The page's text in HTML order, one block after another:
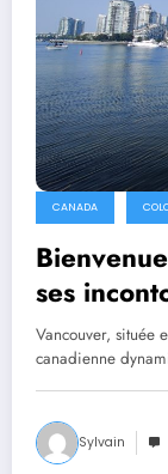
CANADA
ses
Vancouver, située
canadienne
Sylvain